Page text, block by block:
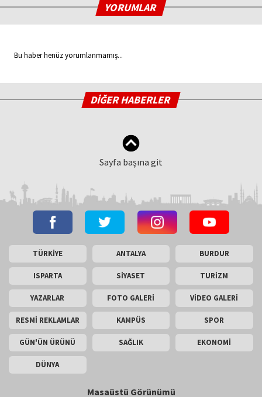
YORUMLAR
Bu haber henüz yorumlanmamış...
DİĞER HABERLER
Sayfa başına git
TÜRKİYE ANTALYA BURDUR
ISPARTA SİYASET TURİZM
YAZARLAR FOTO GALERİ VİDEO GALERİ
RESMİ REKLAMLAR KAMPÜS SPOR
GÜN'ÜN ÜRÜNÜ SAĞLIK EKONOMİ
DÜNYA
Masaüstü Görünümü